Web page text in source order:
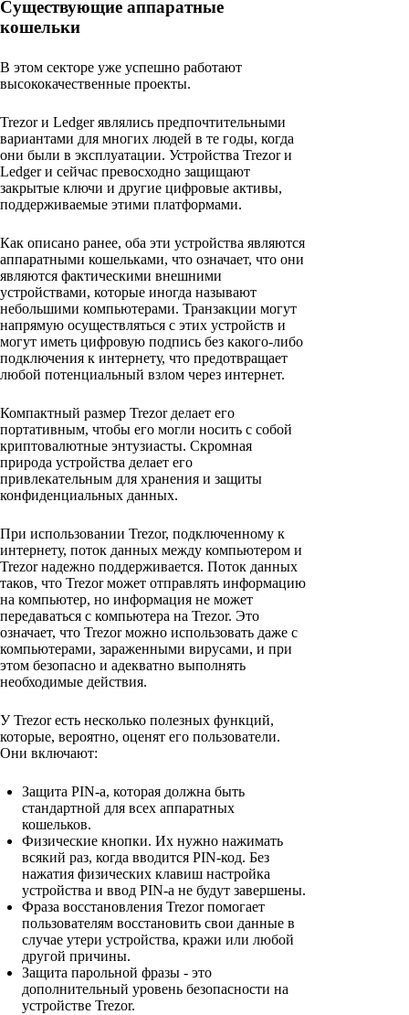
Существующие аппаратные
кошельки
В этом секторе уже успешно работают
высококачественные проекты.
Trezor и Ledger являлись предпочтительными
вариантами для многих людей в те годы, когда
они были в эксплуатации. Устройства Trezor и
Ledger и сейчас превосходно защищают
закрытые ключи и другие цифровые активы,
поддерживаемые этими платформами.
Как описано ранее, оба эти устройства являются
аппаратными кошельками, что означает, что они
являются фактическими внешними
устройствами, которые иногда называют
небольшими компьютерами. Транзакции могут
напрямую осуществляться с этих устройств и
могут иметь цифровую подпись без какого-либо
подключения к интернету, что предотвращает
любой потенциальный взлом через интернет.
Компактный размер Trezor делает его
портативным, чтобы его могли носить с собой
криптовалютные энтузиасты. Скромная
природа устройства делает его
привлекательным для хранения и защиты
конфиденциальных данных.
При использовании Trezor, подключенному к
интернету, поток данных между компьютером и
Trezor надежно поддерживается. Поток данных
таков, что Trezor может отправлять информацию
на компьютер, но информация не может
передаваться с компьютера на Trezor. Это
означает, что Trezor можно использовать даже с
компьютерами, зараженными вирусами, и при
этом безопасно и адекватно выполнять
необходимые действия.
У Trezor есть несколько полезных функций,
которые, вероятно, оценят его пользователи.
Они включают:
Защита PIN-a, которая должна быть
стандартной для всех аппаратных
кошельков.
Физические кнопки. Их нужно нажимать
всякий раз, когда вводится PIN-код. Без
нажатия физических клавиш настройка
устройства и ввод PIN-а не будут завершены.
Фраза восстановления Trezor помогает
пользователям восстановить свои данные в
случае утери устройства, кражи или любой
другой причины.
Защита парольной фразы - это
дополнительный уровень безопасности на
устройстве Trezor.